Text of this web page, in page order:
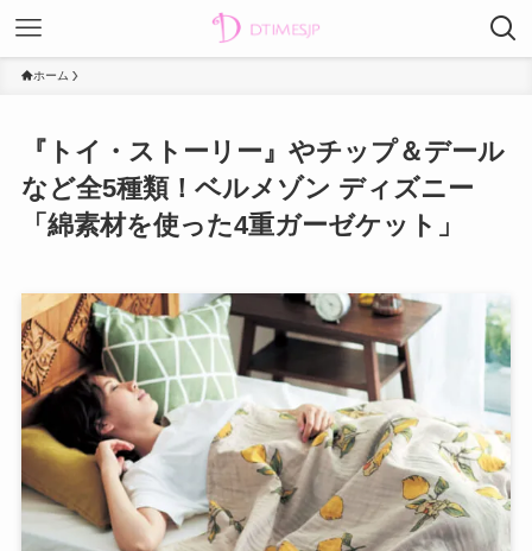
ホーム
『トイ・ストーリー』やチップ＆デール
など全5種類！ベルメゾン ディズニー
「綿素材を使った4重ガーゼケット」